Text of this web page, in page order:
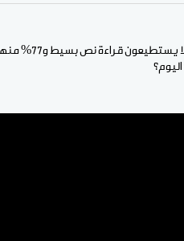
تقرير جديد لليونيسف